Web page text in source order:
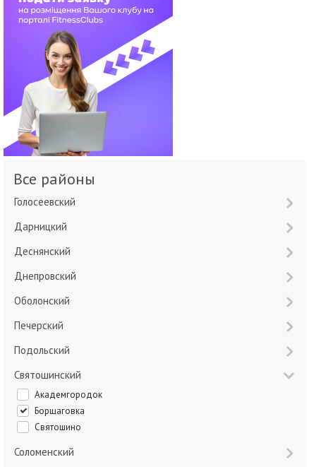
Все районы
Голосеевский
Дарницкий
Деснянский
Днепровский
Оболонский
Печерский
Подольский
Святошинский
Академгородок
Борщаговка
Святошино
Соломенский